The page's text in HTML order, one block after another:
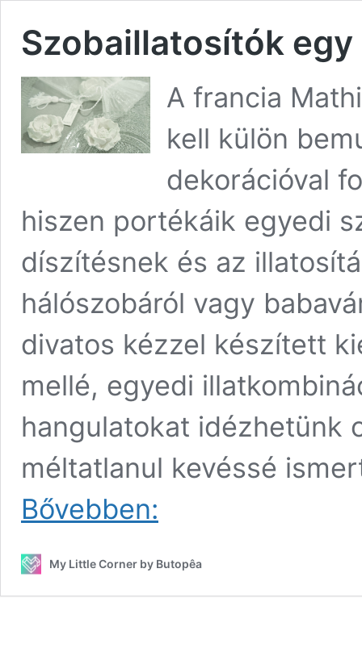
Szobaillatosítók
A francia
kell külön
dekorációval
hiszen portékáik egyedi
díszítésnek és az
hálószobáról vagy
divatos kézzel készített
mellé, egyedi
hangulatokat idézhetünk
méltatlanul kevéssé
Bővebben:
My Little Corner by Butopêa